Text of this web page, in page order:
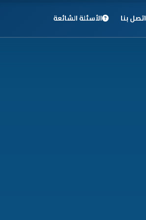
اتصل بنا الأسئلة الشائعة